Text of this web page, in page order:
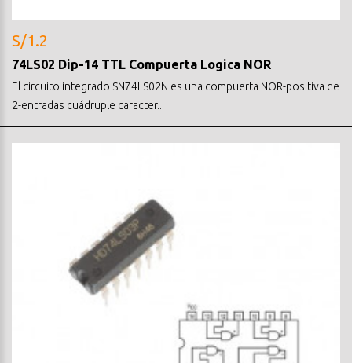
S/1.2
74LS02 Dip-14 TTL Compuerta Logica NOR
El circuito integrado SN74LS02N es una compuerta NOR-positiva de
2-entradas cuádruple caracter..